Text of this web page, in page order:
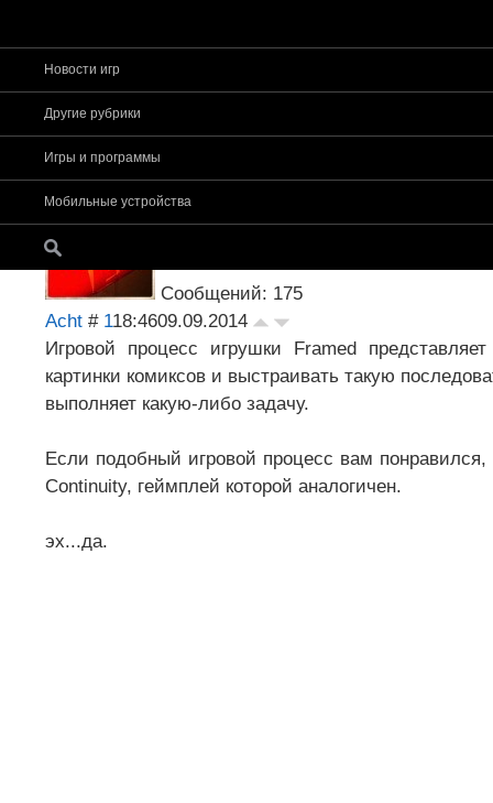
Новости игр
Другие рубрики
Игры и программы
Мобильные устройства
Страница
Форум app-s » Основное » Игры для iPhone, iPad –
Сообщений: 175
Acht # 118:4609.09.2014
Игровой процесс игрушки Framed
картинки комиксов и выстраивать такую
выполняет какую-либо задачу.
Если подобный игровой процесс вам
Continuity, геймплей которой аналогичен.
эх...да.